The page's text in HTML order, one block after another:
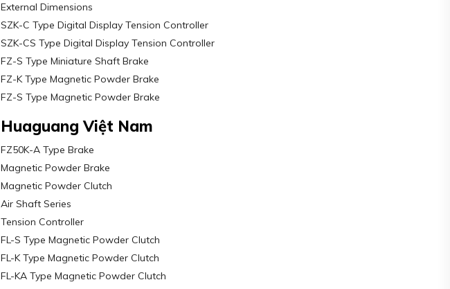
External Dimensions
SZK-C Type Digital Display Tension Controller
SZK-CS Type Digital Display Tension Controller
FZ-S Type Miniature Shaft Brake
FZ-K Type Magnetic Powder Brake
FZ-S Type Magnetic Powder Brake
Huaguang Việt Nam
FZ50K-A Type Brake
Magnetic Powder Brake
Magnetic Powder Clutch
Air Shaft Series
Tension Controller
FL-S Type Magnetic Powder Clutch
FL-K Type Magnetic Powder Clutch
FL-KA Type Magnetic Powder Clutch